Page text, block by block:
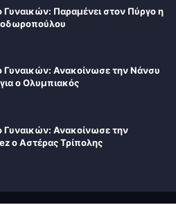
Παραμένει στον Πύργο η
Γυναικών: Ανακοίνωσε την Νάνσυ
ο Ολυμπιακός
Γυναικών: Ανακοίνωσε την
ο Αστέρας Τρίπολης